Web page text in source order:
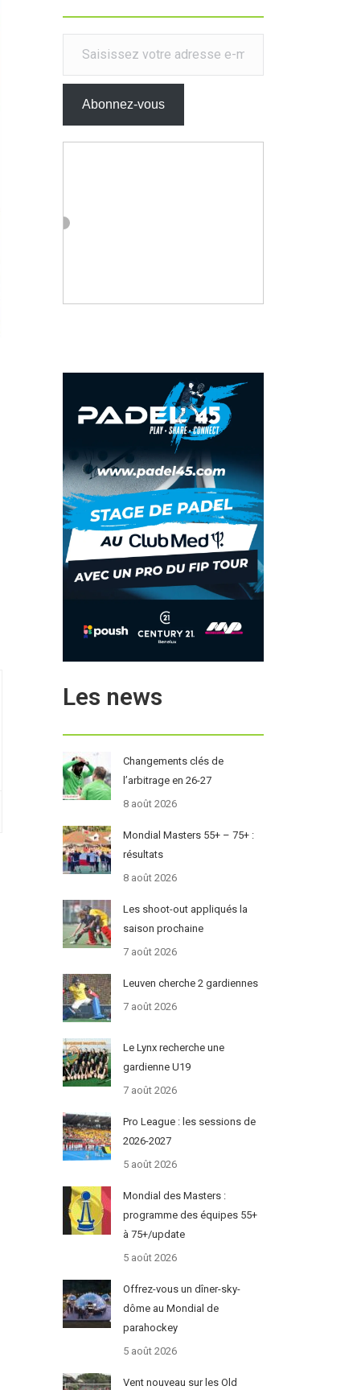
Saisissez votre adresse e-mail…
Abonnez-vous
Les news
Changements clés de
l’arbitrage en 26-27
8 août 2026
Mondial Masters 55+ – 75+ :
résultats
8 août 2026
Les shoot-out appliqués la
saison prochaine
7 août 2026
Leuven cherche 2 gardiennes
7 août 2026
Le Lynx recherche une
gardienne U19
7 août 2026
Pro League : les sessions de
2026-2027
5 août 2026
Mondial des Masters :
programme des équipes 55+
à 75+/update
5 août 2026
Offrez-vous un dîner-sky-
dôme au Mondial de
parahockey
5 août 2026
Vent nouveau sur les Old